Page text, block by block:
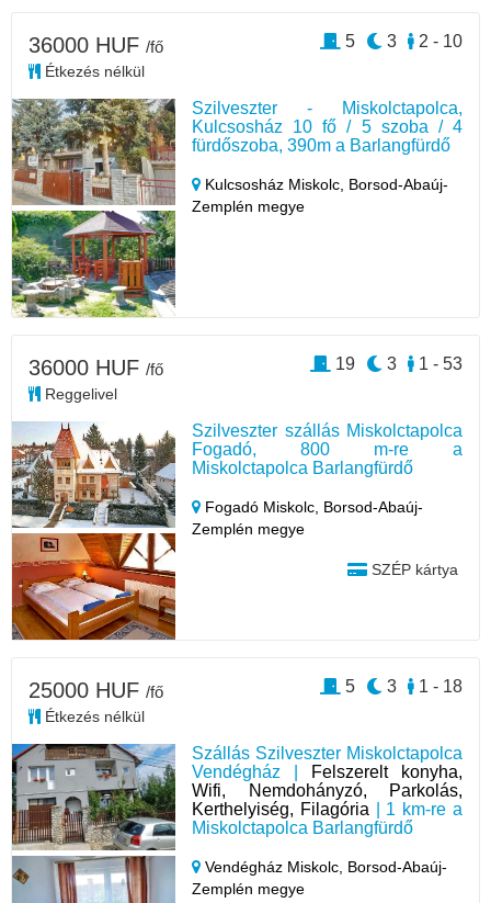
Szilveszter - Miskolctapolca,
Kulcsosház 10 fő / 5 szoba / 4
fürdőszoba, 390m a Barlangfürdő
Kulcsosház Miskolc, Borsod-Abaúj-
Zemplén megye
36000 HUF /fő
Étkezés nélkül
2 - 10
3
5
Szilveszter szállás Miskolctapolca
Fogadó, 800 m-re a
Miskolctapolca Barlangfürdő
Fogadó Miskolc, Borsod-Abaúj-
Zemplén megye
SZÉP kártya
36000 HUF /fő
Reggelivel
1 - 53
3
19
Szállás Szilveszter Miskolctapolca
Vendégház |
Felszerelt konyha,
Wifi, Nemdohányzó, Parkolás,
Kerthelyiség, Filagória | 1 km-re a
Miskolctapolca Barlangfürdő
Vendégház Miskolc, Borsod-Abaúj-
Zemplén megye
25000 HUF /fő
Étkezés nélkül
1 - 18
3
5